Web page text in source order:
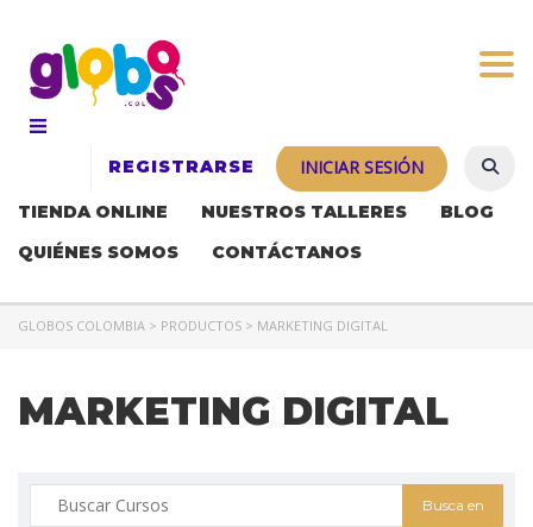
REGISTRARSE INICIAR SESIÓN
TIENDA ONLINE NUESTROS TALLERES
BLOG
QUIÉNES SOMOS
CONTÁCTANOS
GLOBOS COLOMBIA > PRODUCTOS > MARKETING DIGITAL
MARKETING DIGITAL
Buscar: